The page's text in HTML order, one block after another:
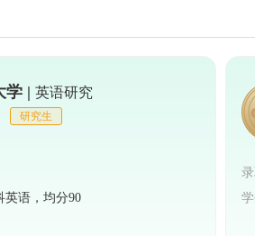
学 | 英语研究
研究生
英语，均分90